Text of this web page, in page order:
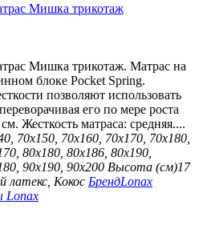
Мишка трикотаж
Мишка трикотаж. Матрас на
блоке Pocket Spring.
позволяют использовать
его по мере роста
Жесткость матраса: средняя....
70х150, 70х160, 70х170, 70х180,
80х180, 80х186, 80х190,
90х190, 90х200 Высота (см)17
латекс, Кокос БрендLonax
Lonax